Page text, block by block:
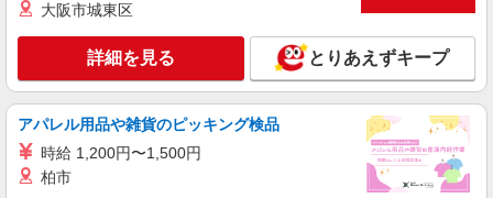
い・週払い可能（規程有）★ ゜・。○。・゜
+゜・。○。・゜+゜
山口県山陽小野田市のsoftbankショップ
キープ 詳細を見る
ソフトバンクおのだサンパーク店
ソフトバンクショップの携帯販売スタッフ
月給 250,000円 〜 350,000円 試用期間あり 3
大阪市城東区
詳細を見る とりあえずキープ
アパレル用品や雑貨のピッキング検品
時給 1,200円〜1,500円
柏市